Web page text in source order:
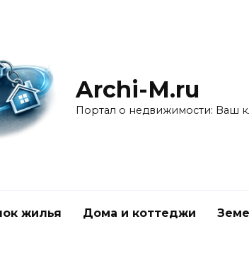
Archi-M.ru
Портал о недвижимости: Ваш
жилья Дома и коттеджи